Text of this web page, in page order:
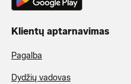
Klientų aptarnavimas
Pagalba
Dydžių vadovas